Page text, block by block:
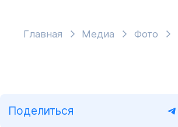
Главная Медиа Фото
Поделиться